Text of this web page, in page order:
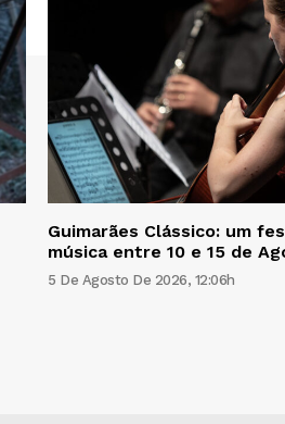
Guimarães Clássico: um
música entre 10 e 15 de
5 De Agosto De 2026, 12:06h